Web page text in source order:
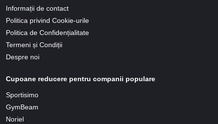
Informații de contact
Politica privind Cookie-urile
Politica de Confidențialitate
Termeni și Condiții
Despre noi
Cupoane reducere pentru companii populare
Sportisimo
GymBeam
Noriel